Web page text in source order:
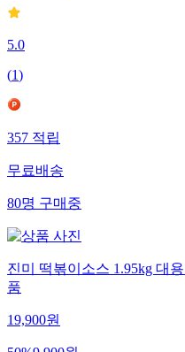
5.0
(1)
357적립
무료배송
80명구매중
진미 떡볶이소스 1.95kg 대
품
19,900원